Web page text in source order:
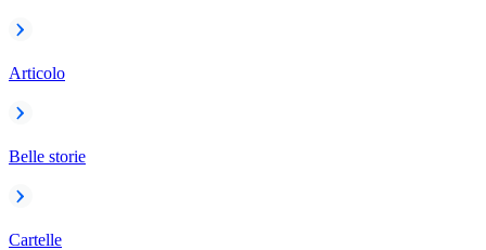
Articolo
Belle storie
Cartelle